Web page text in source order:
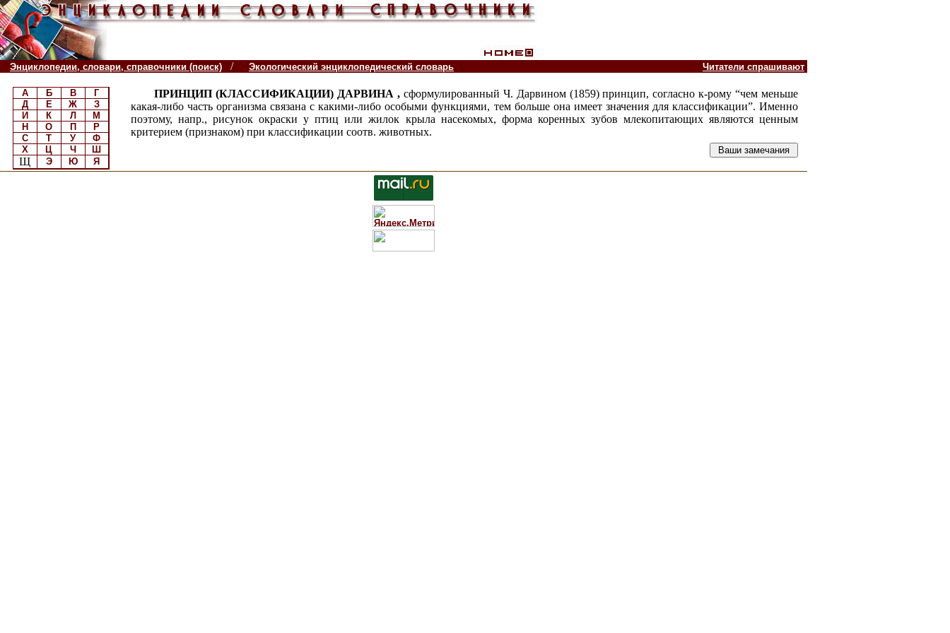
Энциклопедии, словари, справочники (поиск) / Экологический энциклопедический словарь Читатели спрашивают
А Б В
Г
Д
Е Ж
З
И
К Л
М
Н
О П
Р
С
Т У
Ф
Х
Ц Ч Ш
Щ Э Ю Я
ПРИНЦИП (КЛАССИФИКАЦИИ) ДАРВИНА , сформулированный Ч. Дарвином (1859) принцип, согласно к-рому “чем меньше
какая-либо часть организма связана с какими-либо особыми функциями, тем больше она имеет значения для классификации”. Именно
поэтому, напр., рисунок окраски у птиц или жилок крыла насекомых, форма коренных зубов млекопитающих являются ценным
критерием (признаком) при классификации соотв. животных.